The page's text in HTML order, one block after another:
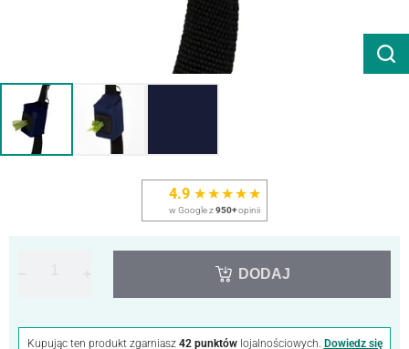
4.9 ★★★★★
w Google z950+opinii
DODAJ
Kupując ten produkt zgarniasz 42 punktówlojalnościowych. Dowiedz się